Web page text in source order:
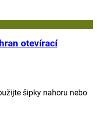
otevírací
šipky nahoru nebo